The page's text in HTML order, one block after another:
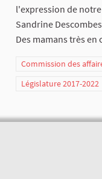
l'expression de
Sandrine
Des mamans très
Commission des
Législature 2017-2022